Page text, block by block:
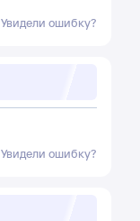
Увидели ошибку?
Увидели ошибку?